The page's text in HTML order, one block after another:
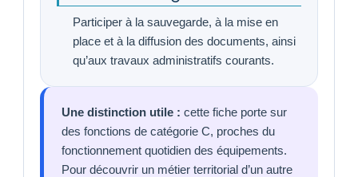
Participer à la sauvegarde, à la mise en
place et à la diffusion des documents, ainsi
qu’aux travaux administratifs courants.
Une distinction utile : cette fiche porte sur
des fonctions de catégorie C, proches du
fonctionnement quotidien des équipements.
Pour découvrir un métier territorial d’un autre